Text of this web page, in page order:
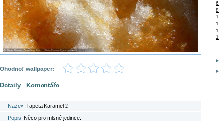
Ohodnoť wallpaper:
Detaily - Komentáře
Název: Tapeta Karamel 2
Popis: Něco pro mlsné jedince.